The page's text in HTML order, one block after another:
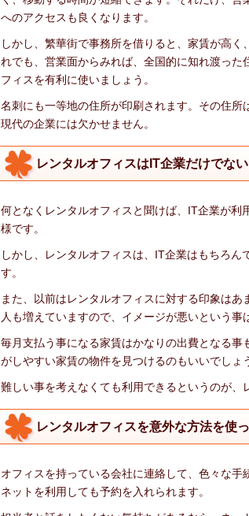
へのアクセスも良くなります。
しかし、繁華街で事務所を借りると、家賃が高
れでも、営業面からみれば、全国的に知れ渡っ
フィスを有利に使いましょう。
名刺にも一等地の住所が印刷されます。その住
現代の企業には欠かせません。
レンタルオフィスはIT企業だけでない
何となくレンタルオフィスと聞けば、IT企業が
様です。
しかし、レンタルオフィスは、IT企業はもちろ
す。
また、以前はレンタルオフィスに対する印象は
人も増えていますので、イメージが悪いという事
毎月支払う事になる家賃はかなりの出費となる
がしやすい家賃の物件を見つけるのもいいでしょ
難しい事を考えなくても利用できるというのが、
レンタルオフィスを意外な方法を使
オフィスを持っている会社に連絡して、色々な
ネットを利用しても予約を入れられます。